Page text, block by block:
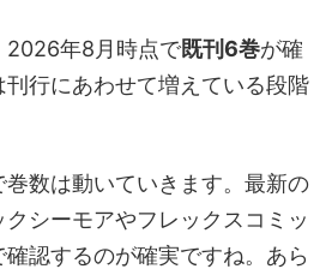
2026年8月時点で既刊6巻が確
行にあわせて増えている段階
数は動いていきます。最新の
シーモアやフレックスコミッ
認するのが確実ですね。あら